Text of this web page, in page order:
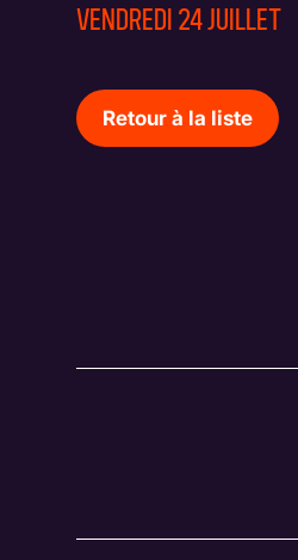
VENDREDI 24 JUILLET
Retour à la liste